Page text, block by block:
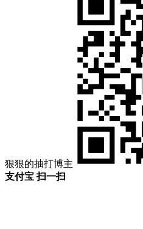
狠狠的抽打博主
支付宝 扫一扫